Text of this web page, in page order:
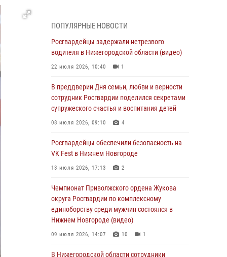
В Нижегородской области сотрудники
Росгвардии «по горячим следам» задержали
правонарушителя за стрельбу
17 июля 2026, 05:17
В Нижегородской области продолжаются
мероприятия в рамках всероссийской
ведомственной акции «Каникулы с
Росгвардейцы обеспечили безопасность на
VK Fest в Нижнем Новгороде
Нижегородские росгвардейцы за
прошедшую неделю выезжали более 750 раз
по сигналу «тревога»
13 июля 2026, 06:45
Росгвардейцы предотвратили серию краж в
ПОПУЛЯРНЫЕ НОВОСТИ
Росгвардейцы задержали нетрезвого
водителя в Нижегородской области (видео)
22 июля 2026, 10:40 1
В преддверии Дня семьи, любви и верности
сотрудник Росгвардии поделился секретами
супружеского счастья и воспитания детей
08 июля 2026, 09:10 4
Росгвардейцы обеспечили безопасность на
VK Fest в Нижнем Новгороде
13 июля 2026, 17:13 2
Чемпионат Приволжского ордена Жукова
округа Росгвардии по комплексному
единоборству среди мужчин состоялся в
Нижнем Новгороде (видео)
09 июля 2026, 14:07 10 1
В Нижегородской области сотрудники